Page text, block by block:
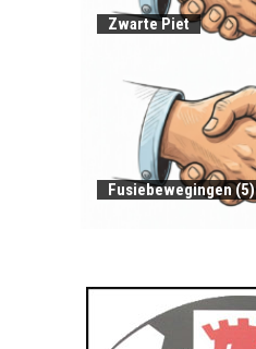
Zwarte Piet
Fusiebewegingen (5)